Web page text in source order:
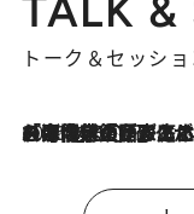
トーク＆セッショ
2026.8.3
「今後値上げがあるとすれば…」「リスクがあるのは今年の冬」エネルギー専門家が語る、ホルムズ海峡封鎖が家庭にもたらす“ある心配”